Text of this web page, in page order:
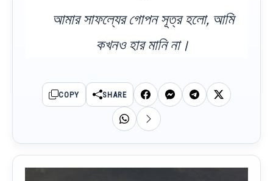
আমার সাফল্যের গোপন সূত্র হলো, আমি
কখনও হার মানি না।
COPY SHARE